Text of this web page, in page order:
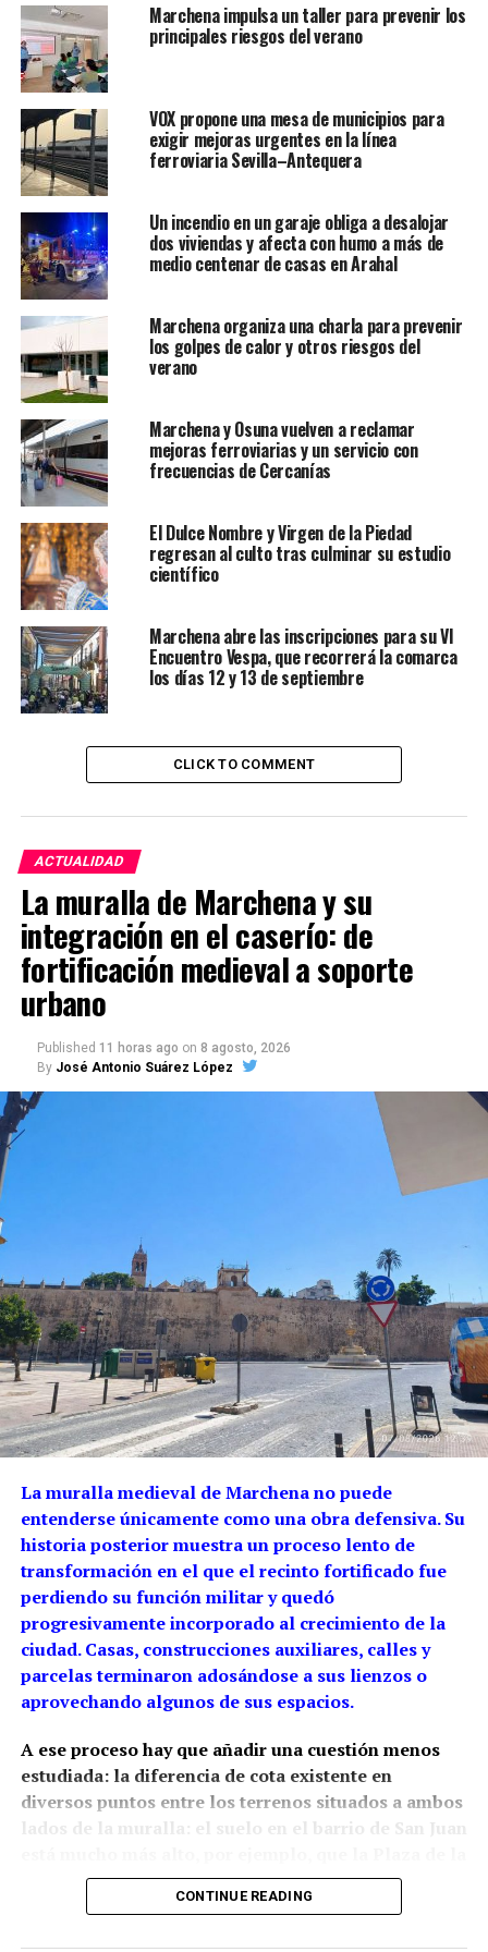
Marchena impulsa un taller para prevenir los
principales riesgos del verano
VOX propone una mesa de municipios para
exigir mejoras urgentes en la línea
ferroviaria Sevilla–Antequera
Un incendio en un garaje obliga a desalojar
dos viviendas y afecta con humo a más de
medio centenar de casas en Arahal
Marchena organiza una charla para prevenir
los golpes de calor y otros riesgos del
verano
Marchena y Osuna vuelven a reclamar
mejoras ferroviarias y un servicio con
frecuencias de Cercanías
El Dulce Nombre y Virgen de la Piedad
regresan al culto tras culminar su estudio
científico
Marchena abre las inscripciones para su VI
Encuentro Vespa, que recorrerá la comarca
los días 12 y 13 de septiembre
CLICK TO COMMENT
ACTUALIDAD
La muralla de Marchena y su
integración en el caserío: de
fortificación medieval a soporte
urbano
Published 11 horas ago on 8 agosto, 2026
By José Antonio Suárez López
La muralla medieval de Marchena no puede
entenderse únicamente como una obra defensiva. Su
historia posterior muestra un proceso lento de
transformación en el que el recinto fortificado fue
perdiendo su función militar y quedó
progresivamente incorporado al crecimiento de la
ciudad. Casas, construcciones auxiliares, calles y
parcelas terminaron adosándose a sus lienzos o
aprovechando algunos de sus espacios.
A ese proceso hay que añadir una cuestión menos
estudiada: la diferencia de cota existente en
diversos puntos entre los terrenos situados a ambos
lados de la muralla: el suelo en el barrio de San Juan
Constitución.La arqueología ha demostrado que
esta relación con el relieve estaba presente desde la
CONTINUE READING